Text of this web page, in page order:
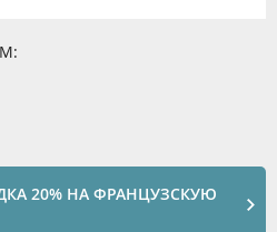
20% НА ФРАНЦУЗСКУЮ